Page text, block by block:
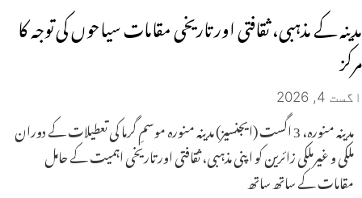
مدینہ کے مذہبی، ثقافتی اور تاریخی مقامات سیاحوں کی توجہ کا
مرکز
اگست 4, 2026
مدینہ منورہ، 3 اگست (ایجنسیز) مدینہ منورہ موسمِ گرما کی تعطیلات کے دوران
ملکی و غیرملکی زائرین کو اپنی مذہبی، ثقافتی اور تاریخی اہمیت کے حامل
مقامات کے ساتھ ساتھ